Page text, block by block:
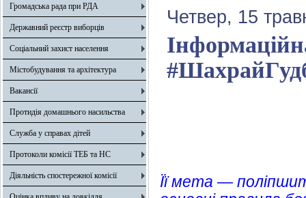
Громадська рада при РДА
Державний реєстр виборців
Соціальний захист населення
Містобудування та архітектура
Вакансії
Протидія домашнього насильства
Служба у справах дітей
Протоколи комісії ТЕБ та НС
Діяльність спостережної комісії
Четвер, 15
Її мета —